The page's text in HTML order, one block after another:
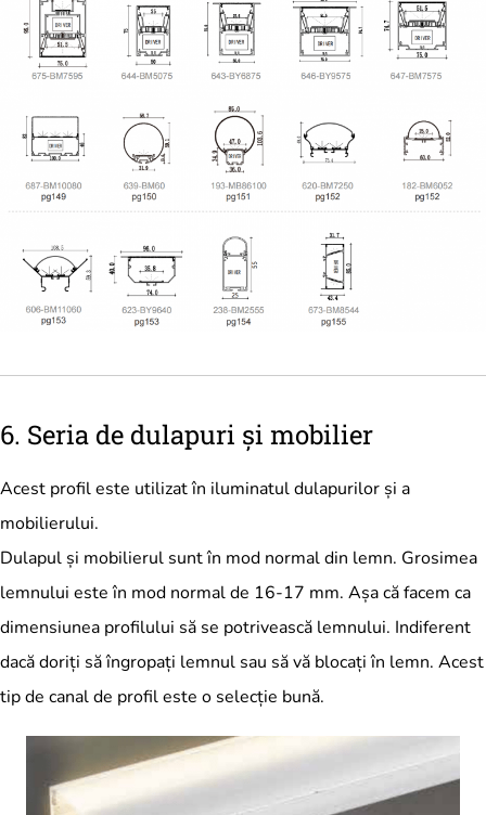
6. Seria de dulapuri și mobilier
Acest profil este utilizat în iluminatul dulapurilor și a
mobilierului.
Dulapul și mobilierul sunt în mod normal din lemn. Grosimea
lemnului este în mod normal de 16-17 mm. Așa că facem ca
dimensiunea profilului să se potrivească lemnului. Indiferent
dacă doriți să îngropați lemnul sau să vă blocați în lemn. Acest
tip de canal de profil este o selecție bună.